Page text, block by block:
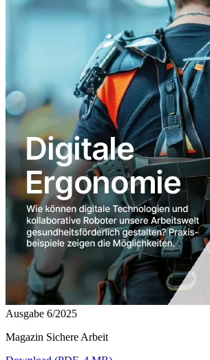
Ausgabe 6/2025
Magazin Sichere Arbeit